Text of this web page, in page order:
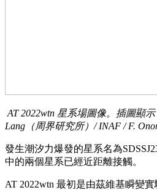
AT 2022wtn 星系場圖像。插圖顯
Lang（周界研究所）/ INAF / F.
發生潮汐力爆發的星系名為
中的兩個星系已經近距離接觸。
AT 2022wtn 最初是由茲維基瞬變